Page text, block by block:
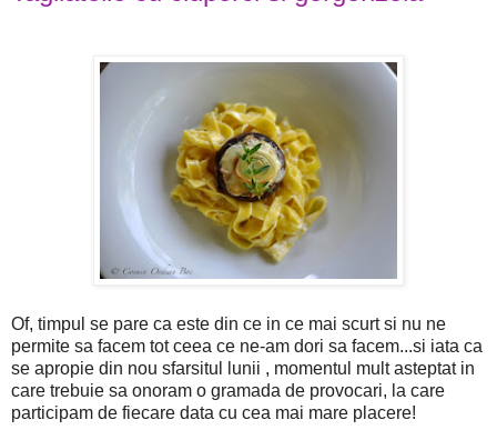
Of, timpul se pare ca este din ce in ce mai scurt si nu ne
permite sa facem tot ceea ce ne-am dori sa facem...si iata ca
se apropie din nou sfarsitul lunii , momentul mult asteptat in
care trebuie sa onoram o gramada de provocari, la care
participam de fiecare data cu cea mai mare placere!